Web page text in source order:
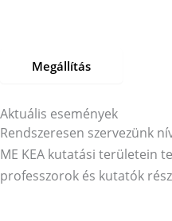
Megállítás
Aktuális események
Rendszeresen szervezünk
ME KEA kutatási területein
professzorok és kutatók